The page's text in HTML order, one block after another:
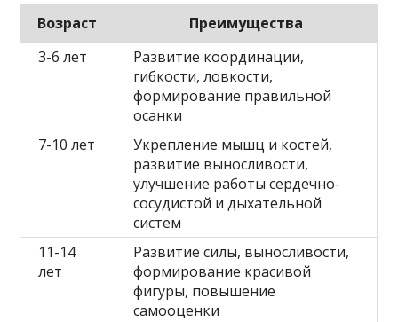
Возраст
Преимущества
3-6 лет
Развитие координации,
гибкости, ловкости,
формирование правильной
осанки
7-10 лет
Укрепление мышц и костей,
развитие выносливости,
улучшение работы сердечно-
сосудистой и дыхательной
систем
11-14
лет
Развитие силы, выносливости,
формирование красивой
фигуры, повышение
самооценки